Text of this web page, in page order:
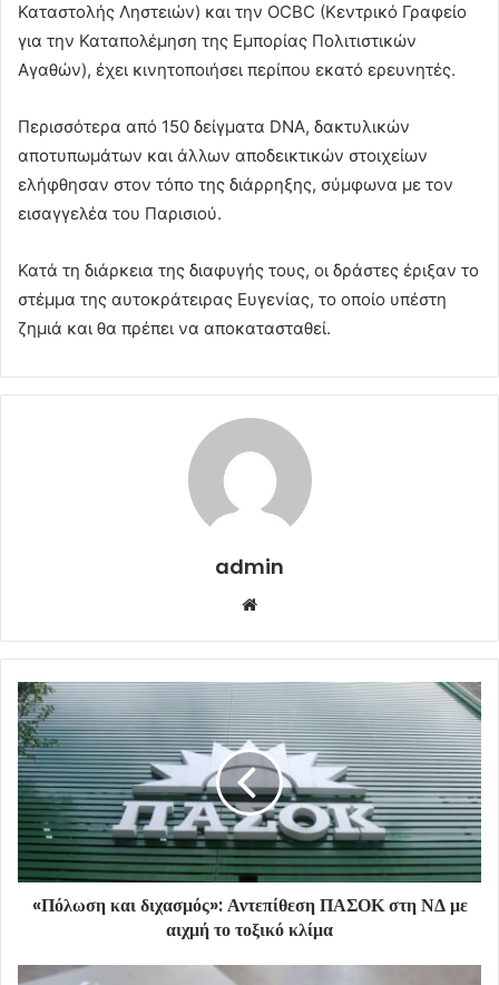
Καταστολής Ληστειών) και την OCBC (Κεντρικό Γραφείο
για την Καταπολέμηση της Εμπορίας Πολιτιστικών
Αγαθών), έχει κινητοποιήσει περίπου εκατό ερευνητές.
Περισσότερα από 150 δείγματα DNA, δακτυλικών
αποτυπωμάτων και άλλων αποδεικτικών στοιχείων
ελήφθησαν στον τόπο της διάρρηξης, σύμφωνα με τον
εισαγγελέα του Παρισιού.
Κατά τη διάρκεια της διαφυγής τους, οι δράστες έριξαν το
στέμμα της αυτοκράτειρας Ευγενίας, το οποίο υπέστη
ζημιά και θα πρέπει να αποκατασταθεί.
admin
«Πόλωση και διχασμός»: Αντεπίθεση ΠΑΣΟΚ στη ΝΔ με
αιχμή το τοξικό κλίμα